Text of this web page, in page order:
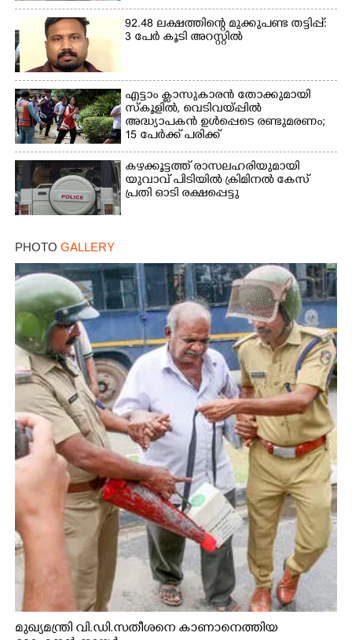
92.48 ലക്ഷത്തിന്റെ മുക്കുപണ്ട തട്ടിപ്പ്:
3 പേർ കൂടി അറസ്റ്റിൽ
എട്ടാം ക്ളാസുകാരൻ തോക്കുമായി
സ്കൂളിൽ, വെടിവയ്പ്പിൽ
അദ്ധ്യാപകൻ ഉൾപ്പെടെ രണ്ടുമരണം;
15 പേർക്ക് പരിക്ക്
കഴക്കൂട്ടത്ത് രാസലഹരിയുമായി
യുവാവ് പിടിയിൽ ക്രിമിനൽ കേസ്
പ്രതി ഓടി രക്ഷപ്പെട്ടു
PHOTO GALLERY
മുഖ്യമന്ത്രി വി.ഡി.സതീശനെ കാണാനെത്തിയ